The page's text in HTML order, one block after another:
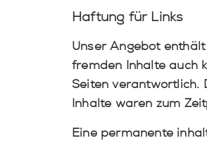
Haftung für Links
Unser Angebot
fremden Inhalte auch
Seiten verantwortlich.
Inhalte waren zum
Eine permanente